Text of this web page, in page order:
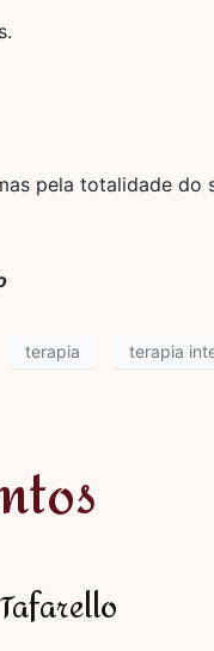
pela totalidade do
terapia terapia